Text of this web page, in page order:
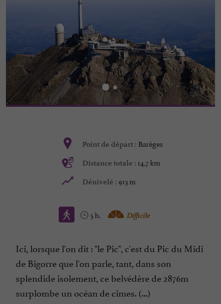
Point de départ : Barèges
Distance totale : 14,7 km
Dénivelé : 913 m
5 h. Difficile
Ici, lorsque l'on dit : "le Pic", c'est du Pic du Midi
de Bigorre que l'on parle, tant, dans son
splendide isolement, ce belvédère de 2876m
surplombe un océan de cimes. (...)